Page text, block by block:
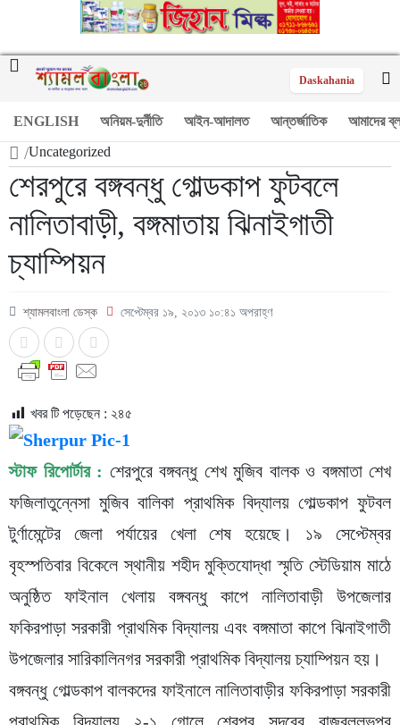
Daskahania
ENGLISH অনিয়ম-দুর্নীতি আইন-আদালত আন্তর্জাতিক আমাদের
/Uncategorized
শেরপুরে বঙ্গবন্ধু গোল্ডকাপ ফুটবলে
নালিতাবাড়ী, বঙ্গমাতায় ঝিনাইগাতী
চ্যাম্পিয়ন
শ্যামলবাংলা ডেস্ক সেপ্টেম্বর ১৯, ২০১৩ ১০:৪১ অপরাহ্ণ
খবর টি পড়েছেন : ২৪৫
স্টাফ রিপোর্টার : শেরপুরে বঙ্গবন্ধু শেখ মুজিব বালক ও বঙ্গমাতা শেখ
ফজিলাতুন্নেসা মুজিব বালিকা প্রাথমিক বিদ্যালয় গোল্ডকাপ ফুটবল
টুর্ণামেন্টের জেলা পর্যায়ের খেলা শেষ হয়েছে। ১৯ সেপ্টেম্বর
বৃহস্পতিবার বিকেলে স্থানীয় শহীদ মুক্তিযোদ্ধা স্মৃতি স্টেডিয়াম মাঠে
অনুষ্ঠিত ফাইনাল খেলায় বঙ্গবন্ধু কাপে নালিতাবাড়ী উপজেলার
ফকিরপাড়া সরকারী প্রাথমিক বিদ্যালয় এবং বঙ্গমাতা কাপে ঝিনাইগাতী
উপজেলার সারিকালিনগর সরকারী প্রাথমিক বিদ্যালয় চ্যাম্পিয়ন হয়।
বঙ্গবন্ধু গোল্ডকাপ বালকদের ফাইনালে নালিতাবাড়ীর ফকিরপাড়া সরকারী
প্রাথমিক বিদ্যালয় ২-১ গোলে শেরপুর সদরের রাজবল্লভপুর